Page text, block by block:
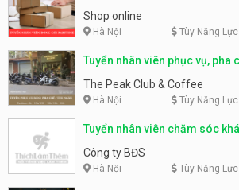
Shop online
Hà Nội Tùy Năng Lực
Tuyển nhân viên phục vụ, pha
Peak Club & Coffee
The Peak Club & Coffee
Hà Nội Tùy Năng Lực
Tuyển nhân viên chăm sóc
dẫn
Công ty BĐS
Hà Nội Tùy Năng Lực